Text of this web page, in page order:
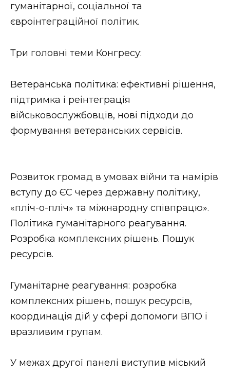
гуманітарної, соціальної та
євроінтеграційної політик.
Три головні теми Конгресу:
Ветеранська політика: ефективні рішення,
підтримка і реінтеграція
військовослужбовців, нові підходи до
формування ветеранських сервісів.
Розвиток громад в умовах війни та намірів
вступу до ЄС через державну політику,
«пліч-о-пліч» та міжнародну співпрацю».
Політика гуманітарного реагування.
Розробка комплексних рішень. Пошук
ресурсів.
Гуманітарне реагування: розробка
комплексних рішень, пошук ресурсів,
координація дій у сфері допомоги ВПО і
вразливим групам.
У межах другої панелі виступив міський